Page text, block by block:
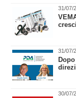
31/07/
31/07/
30/07/